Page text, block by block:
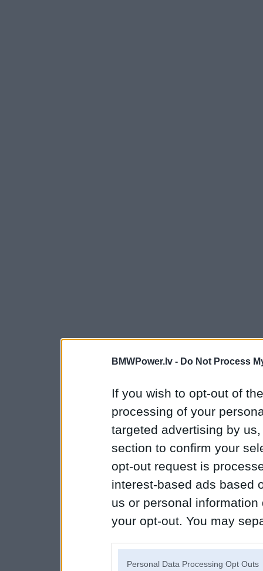
BMWPower.lv - Do Not Process
If you wish to opt-out of
processing of your
targeted advertising by
section to confirm your
opt-out request is
interest-based ads based
us or personal
your opt-out. You may
Personal Data Processing Opt Outs